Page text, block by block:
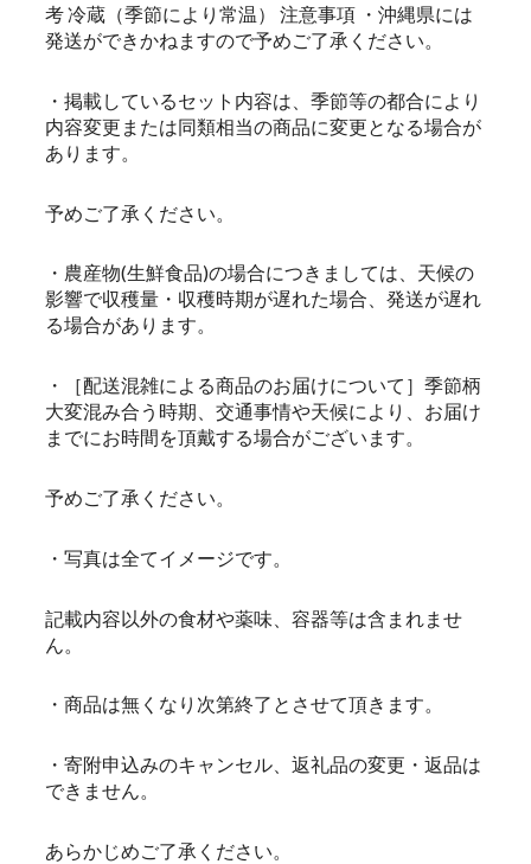
考 冷蔵（季節により常温） 注意事項 ・沖縄県には
発送ができかねますので予めご了承ください。
・掲載しているセット内容は、季節等の都合により
内容変更または同類相当の商品に変更となる場合が
あります。
予めご了承ください。
・農産物(生鮮食品)の場合につきましては、天候の
影響で収穫量・収穫時期が遅れた場合、発送が遅れ
る場合があります。
・［配送混雑による商品のお届けについて］季節柄
大変混み合う時期、交通事情や天候により、お届け
までにお時間を頂戴する場合がございます。
予めご了承ください。
・写真は全てイメージです。
記載内容以外の食材や薬味、容器等は含まれませ
ん。
・商品は無くなり次第終了とさせて頂きます。
・寄附申込みのキャンセル、返礼品の変更・返品は
できません。
あらかじめご了承ください。